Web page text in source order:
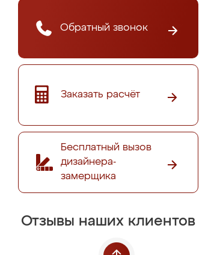
Обратный звонок
Заказать расчёт
Бесплатный вызов
дизайнера-
замерщика
Отзывы наших клиентов